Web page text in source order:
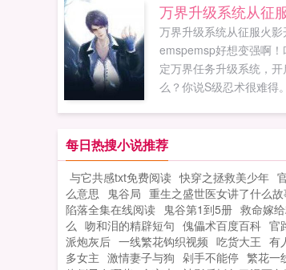
自小就会装模做样，以达
可偏偏好不容易退了太子
一个纨绔。本以为是个
盐不进。此次两人就开
战。如果您喜欢纨绔子
分享给朋友...
万界升级系统从征
万界升级系统从征服火影
emspemsp好想变强啊
定万界任务升级系统，
么？你说S级忍术很难得
昊天锤可是最强武魂！什...
每日热搜小说推荐
与它共感txt免费阅读 快穿之拯救美少年
么意思
鬼谷局 重生之盛世医女讲了什么
陷落全集在线阅读 鬼谷第1到5册 救命嫁
么 吻和泪的精辟短句 傀儡术百度百科 官
派炮灰后 一线繁花钩织视频 吃货大王 有
多女主 激情妻子与狗 剁手不能停 繁花一